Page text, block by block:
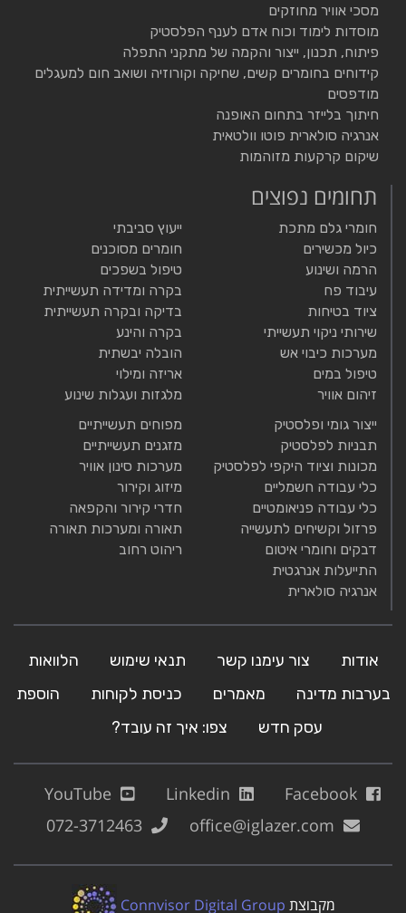
מסכי אוויר מחוזקים
מוסדות לימוד וכוח אדם לענף הפלסטיק
פיתוח, תכנון, ייצור והקמה של מתקני התפלה
קידוחים בחומרים קשים, שחיקה וקורוזיה ושואב חום למעגלים
מודפסים
חיתוך בלייזר בתחום האופנה
אנרגיה סולארית פוטו וולטאית
שיקום קרקעות מזוהמות
תחומים נפוצים
חומרי גלם מתכת
כיול מכשירים
הרמה ושינוע
עיבוד פח
ציוד בטיחות
שירותי ניקוי תעשייתי
מערכות כיבוי אש
טיפול במים
זיהום אוויר
ייעוץ סביבתי
חומרים מסוכנים
טיפול בשפכים
בקרה ומדידה תעשייתית
בדיקה ובקרה תעשייתית
בקרה והינע
הובלה יבשתית
אריזה ומילוי
מלגזות ועגלות שינוע
ייצור גומי ופלסטיק
תבניות לפלסטיק
מכונות וציוד היקפי לפלסטיק
כלי עבודה חשמליים
כלי עבודה פניאומטיים
פרזול וקשיחים לתעשייה
דבקים וחומרי איטום
התייעלות אנרגטית
אנרגיה סולארית
מפוחים תעשייתיים
מזגנים תעשייתיים
מערכות סינון אוויר
מיזוג וקירור
חדרי קירור והקפאה
תאורה ומערכות תאורה
ריהוט רחוב
אודות צור עימנו קשר תנאי שימוש
הלוואות
בערבות מדינה
מאמרים כניסת לקוחות
הוספת
עסק חדש
צפו: איך זה עובד?
Facebook
מקבוצת Connvisor Digital Group